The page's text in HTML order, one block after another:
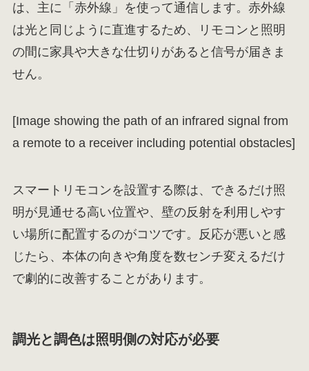
は、主に「赤外線」を使って通信します。赤外線
は光と同じように直進するため、リモコンと照明
の間に家具や大きな仕切りがあると信号が届きま
せん。
[Image showing the path of an infrared signal from
a remote to a receiver including potential obstacles]
スマートリモコンを設置する際は、できるだけ照
明が見通せる高い位置や、壁の反射を利用しやす
い場所に配置するのがコツです。反応が悪いと感
じたら、本体の向きや角度を数センチ変えるだけ
で劇的に改善することがあります。
調光と調色は照明側の対応が必要